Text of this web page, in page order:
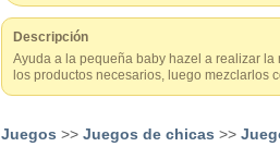
Descripción
Ayuda a la pequeña baby hazel a realizar
los productos necesarios, luego mezclarlos
Juegos >> Juegos de chicas >>